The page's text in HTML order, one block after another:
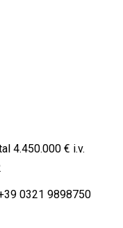
4.450.000 € i.v.
0321 9898750